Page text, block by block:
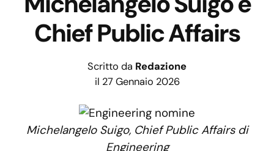
Chief Public Affairs
Scritto da Redazione
il 27 Gennaio 2026
Michelangelo Suigo, Chief Public Affairs di
Engineering